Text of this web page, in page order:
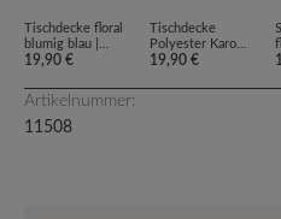
Tischdecke floral
blumig blau |
mediterran |
Jouy | rechteckig
150x260 cm
[mieten]
19,90 €
Tischdecke
Polyester Karo
weiss-rot |
italienisch |
19,90 €
Artikelnummer:
11508